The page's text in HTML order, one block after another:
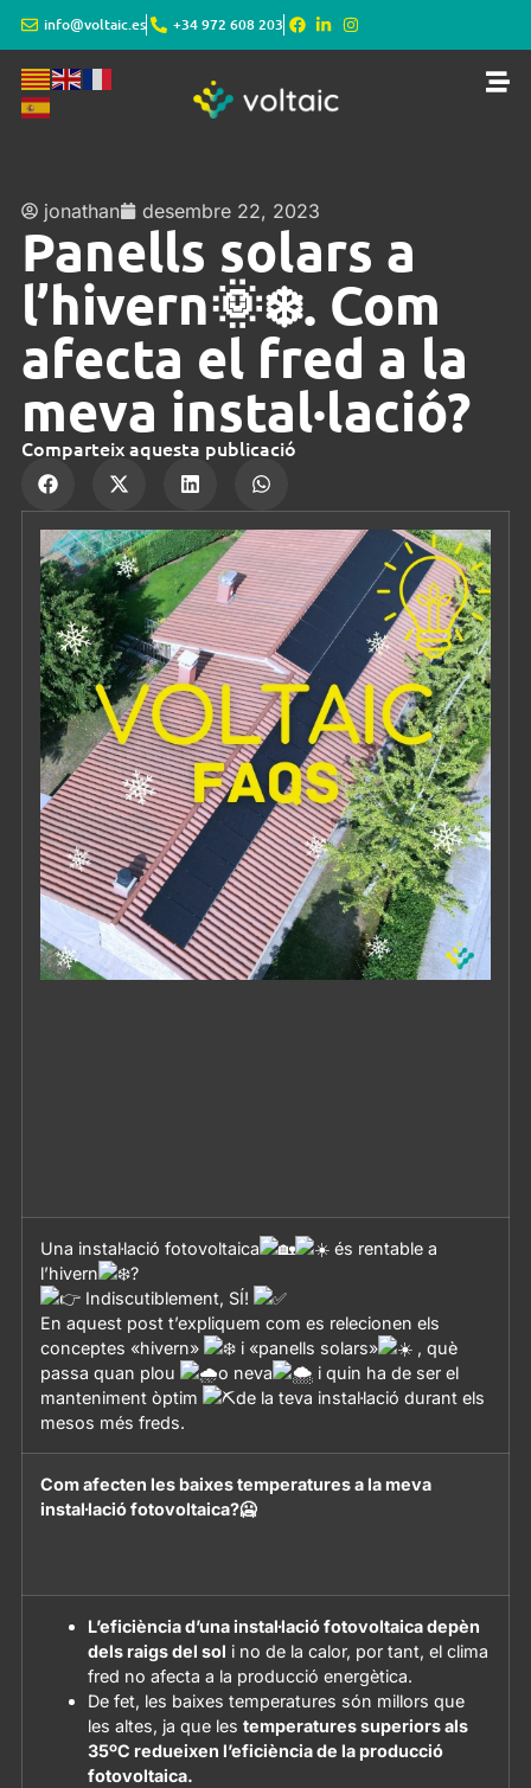
info@voltaic.es +34 972 608 203
jonathan desembre 22, 2023
Panells solars a
l’hivern🌞❄️. Com
afecta el fred a la
meva instal·lació?
Comparteix aquesta publicació
Una instal·lació fotovoltaica
és rentable a
l’hivern
?
Indiscutiblement, SÍ!
En aquest post t’expliquem com es relecionen els
conceptes «hivern»
i «panells solars»
, què
passa quan plou
o neva
i quin ha de ser el
manteniment òptim
de la teva instal·lació durant els
mesos més freds.
Com afecten les baixes temperatures a la meva
instal·lació fotovoltaica?🥶
L’eficiència d’una instal·lació fotovoltaica depèn
dels raigs del sol i no de la calor, por tant, el clima
fred no afecta a la producció energètica.
De fet, les baixes temperatures són millors que
les altes, ja que les temperatures superiors als
35ºC redueixen l’eficiència de la producció
fotovoltaica.